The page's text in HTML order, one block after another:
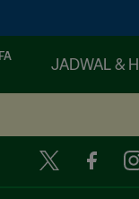
JADWAL &